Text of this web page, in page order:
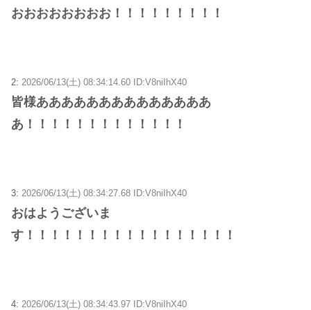
おおおおおおおお！！！！！！！！！
2: 2026/06/13(土) 08:34:14.60 ID:V8niIhX40
皆様ああああああああああああああ
あ！！！！！！！！！！！！！
3: 2026/06/13(土) 08:34:27.68 ID:V8niIhX40
おはようございま
す！！！！！！！！！！！！！！！！！
4: 2026/06/13(土) 08:34:43.97 ID:V8niIhX40